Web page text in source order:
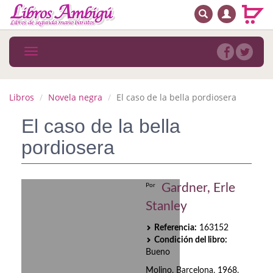
MENÚ PRINCIPAL
Novedades
MATERIAS
Arte
BUSCAR
Toggle
navigation
Libros Novela negra El caso de la bella pordiosera
El caso de la bella
pordiosera
Por
Gardner, Erle
Stanley
Referencia: 163152
Condición del libro:
Bueno
Molino. Barcelona. 1968.